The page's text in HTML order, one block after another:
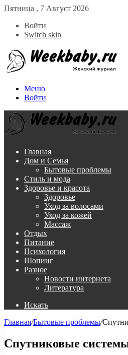
Пятница , 7 Август 2026
Войти
Switch skin
Меню
Войти
Главная
Дом и Семья
Бытовые проблемы
Стиль и мода
Здоровье и красота
Здоровье
Уход за волосами
Уход за кожей
Массаж
Отдых
Питание
Психология
Шопинг
Разное
Новости интернета
Литература
Искать
Главная/Бытовые проблемы/
Спутниковые